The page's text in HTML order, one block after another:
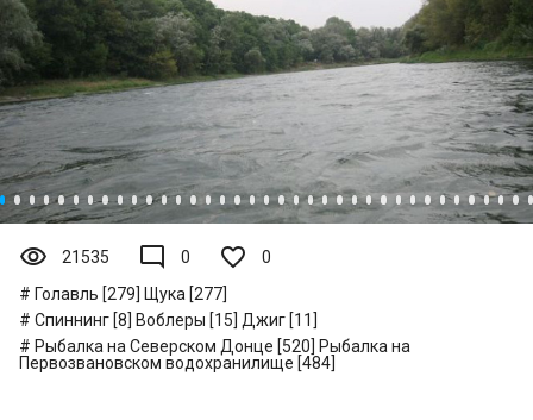
visibility 21535 mode_comment 0
0
Голавль [279] Щука [277]
Спиннинг [8] Воблеры [15] Джиг [11]
Рыбалка на Северском Донце [520] Рыбалка на
Первозвановском водохранилище [484]